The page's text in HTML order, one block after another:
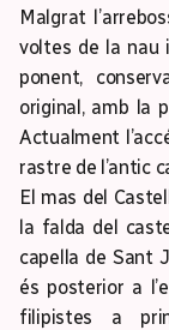
Malgrat
voltes de la nau
ponent,
original, amb la
Actualment
rastre de l’antic
El mas del
la falda del
capella de Sant
és posterior a
filipistes a